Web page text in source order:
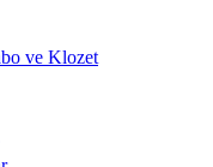
ve Klozet